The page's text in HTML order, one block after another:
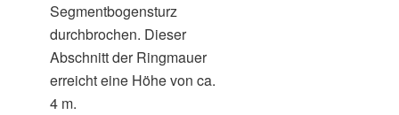
Segmentbogensturz
durchbrochen. Dieser
Abschnitt der Ringmauer
erreicht eine Höhe von ca.
4 m.